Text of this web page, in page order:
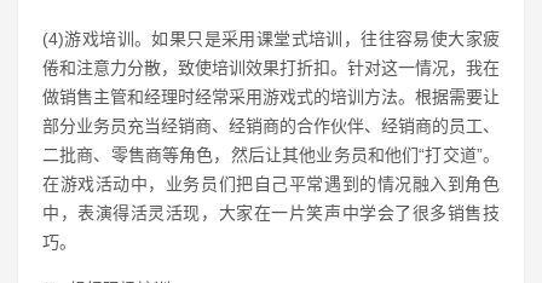
(4)游戏培训。如果只是采用课堂式培训，往往容易使大家疲
倦和注意力分散，致使培训效果打折扣。针对这一情况，我在
做销售主管和经理时经常采用游戏式的培训方法。根据需要让
部分业务员充当经销商、经销商的合作伙伴、经销商的员工、
二批商、零售商等角色，然后让其他业务员和他们“打交道”。
在游戏活动中，业务员们把自己平常遇到的情况融入到角色
中，表演得活灵活现，大家在一片笑声中学会了很多销售技
巧。